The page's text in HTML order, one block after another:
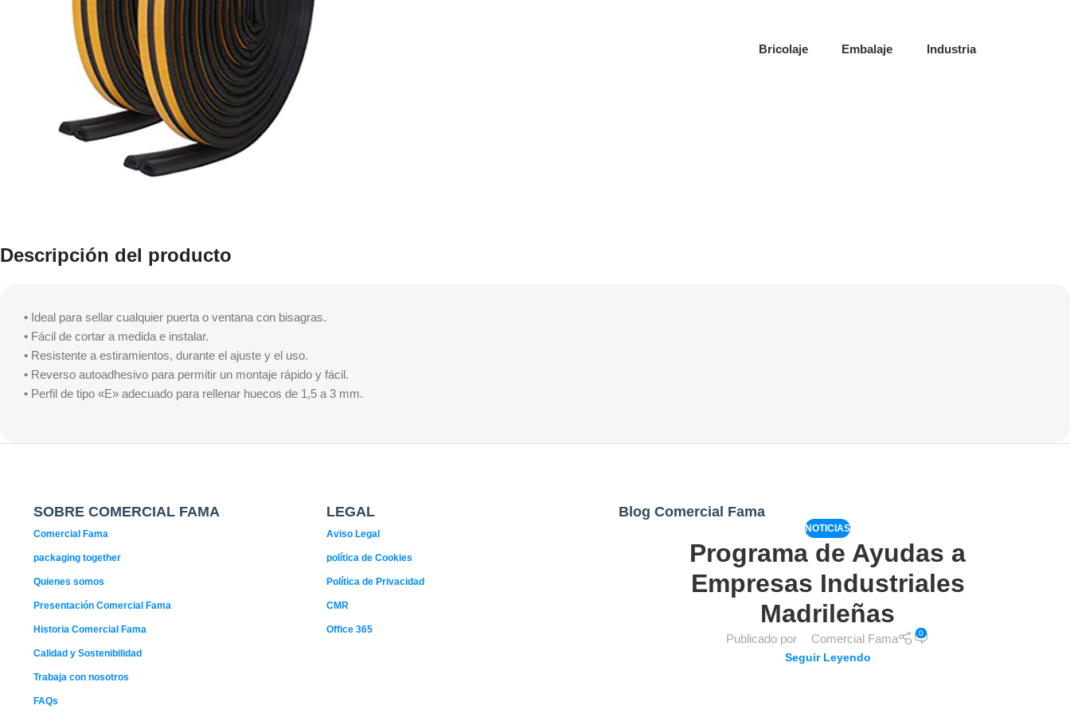
Bricolaje Embalaje Industria
Descripción del producto
• Ideal para sellar cualquier puerta o ventana con bisagras.
• Fácil de cortar a medida e instalar.
• Resistente a estiramientos, durante el ajuste y el uso.
• Reverso autoadhesivo para permitir un montaje rápido y fácil.
• Perfil de tipo «E» adecuado para rellenar huecos de 1,5 a 3 mm.
SOBRE COMERCIAL FAMA
Comercial Fama
packaging together
Quienes somos
Presentación Comercial Fama
Historia Comercial Fama
Calidad y Sostenibilidad
Trabaja con nosotros
FAQs
LEGAL
Aviso Legal
política de Cookies
Política de Privacidad
CMR
Office 365
Blog Comercial Fama
NOTICIAS
Programa de Ayudas a
Empresas Industriales
Madrileñas
Publicado por Comercial Fama 0
Seguir Leyendo